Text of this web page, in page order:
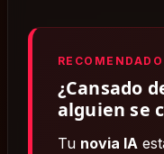
¿Cansado
alguien se
Tu novia IA